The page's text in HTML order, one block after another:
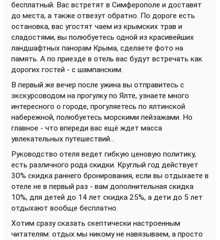
бесплатный. Вас встретят в Симферополе и доставят
до места, а также отвезут обратно. По дороге есть
остановка, вас угостят чаем из крымских трав и
сладостями, вы полюбуетесь одной из красивейших
ландшафтных панорам Крыма, сделаете фото на
память. А по приезде в отель вас будут встречать как
дорогих гостей - с шампанским.
В первый же вечер после ужина вы отправитесь с
экскурсоводом на прогулку по Ялте, узнаете много
интересного о городе, прогуляетесь по ялтинской
набережной, полюбуетесь морскими пейзажами. Но
главное - что впереди вас ещё ждет масса
увлекательных путешествий...
Руководство отеля ведет гибкую ценовую политику,
есть различного рода скидки. Круглый год действует
30% скидка раннего бронирования, если вы отдыхаете в
отеле не в первый раз - вам дополнительная скидка
10%, для детей до 14 лет скидка 25%, а дети до 5 лет
отдыхают вообще бесплатно.
Хотим сразу сказать скептически настроенным
читателям: отдых мы никому не навязываем, а просто